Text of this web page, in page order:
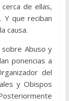
de ellas,
Y que reciban
causa.
sobre Abuso y
ponencias a
del
y Obispos